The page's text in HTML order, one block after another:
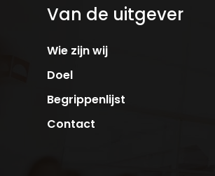
Van de uitgever
Wie zijn wij
Doel
Begrippenlijst
Contact